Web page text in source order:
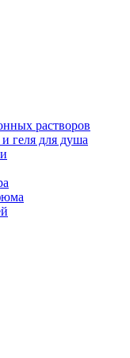
растворов
геля для душа